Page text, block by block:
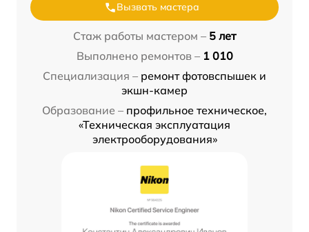
Вызвать мастера
Стаж работы мастером – 5 лет
Выполнено ремонтов – 1 010
Специализация – ремонт фотовспышек и
экшн-камер
Образование – профильное техническое,
«Техническая эксплуатация
электрооборудования»